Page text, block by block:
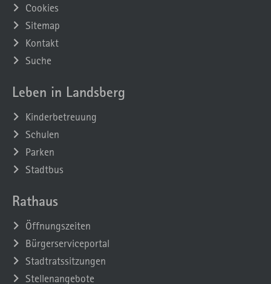
Cookies
Sitemap
Kontakt
Suche
Leben in Landsberg
Kinderbetreuung
Schulen
Parken
Stadtbus
Rathaus
Öffnungszeiten
Bürgerserviceportal
Stadtratssitzungen
Stellenangebote